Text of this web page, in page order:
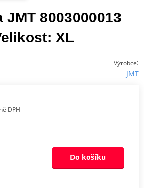
8003000013
XL
Výrobce:
JMT
DPH
Do košíku